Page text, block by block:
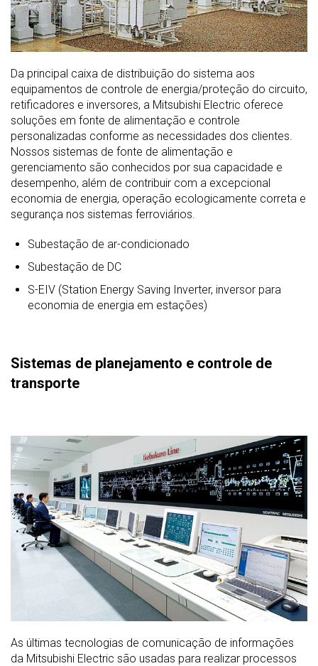
Da principal caixa de distribuição do sistema aos
equipamentos de controle de energia/proteção do circuito,
retificadores e inversores, a Mitsubishi Electric oferece
soluções em fonte de alimentação e controle
personalizadas conforme as necessidades dos clientes.
Nossos sistemas de fonte de alimentação e
gerenciamento são conhecidos por sua capacidade e
desempenho, além de contribuir com a excepcional
economia de energia, operação ecologicamente correta e
segurança nos sistemas ferroviários.
Subestação de ar-condicionado
Subestação de DC
S-EIV (Station Energy Saving Inverter, inversor para
economia de energia em estações)
Sistemas de planejamento e controle de
transporte
As últimas tecnologias de comunicação de informações
da Mitsubishi Electric são usadas para realizar processos